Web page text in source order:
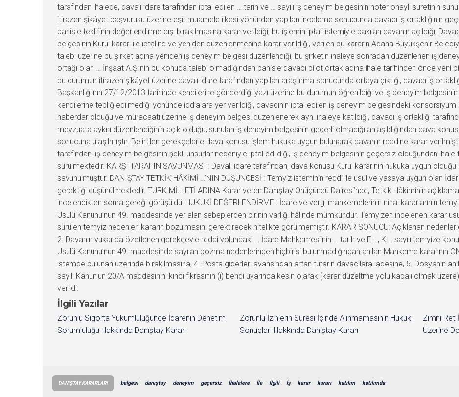
tarafından ihalede, davalı idare tarafından iptal edilen … tarih ve … sayılı iş deneyim belgesinin noter onaylı suretinin
itirazen şikâyet başvurusu üzerine eşit muamele ilkesi yönünden yapılan inceleme sonucunda davacı iş ortaklığının
bahisle teklifinin değerlendirme dışı bırakılmasına karar verildiği, bu işlemin iptali istemiyle bakılan davanın açıldığı;
belgesinin Kurul kararı ile iptaline ve yeniden düzenlenmesine karar verildiği, verilen bu kararın Adana Büyükşehir
talebi üzerine bu şirket adına yeniden iş deneyim belgesi düzenlendiği, bu şirketin ihaleye sonradan düzenlenen iş
ortağı olan … İnşaat A.Ş.’nin bu konuda talebi olmadığından bahisle davacı pilot ortak adına ihale tarihinden önce yeni
bu durumun itirazen şikâyet üzerine davalı idare tarafından yapılan araştırma sonucunda ortaya çıktığı, davacı iş
Başkanlığı’nın 27/12/2013 tarihinde kendilerine gönderdiği yazı üzerine bu durumun öğrenildiği ve iş deneyim belgesinin
kendilerine tebliğ edilmediği yönünde iddialara yer verildiği, davacının iptal edilen iş deneyim belgesindeki konsorsiyum
haberdar olduğu ve müracaatı üzerine iş deneyim belgesi düzenlenerek aynı ihaleye katıldığı, davacı iş ortaklığı
mevzuata aykırı düzenlendiğinin açık olduğu, sunulan iş deneyim belgesinin geçerli olmadığı anlaşıldığından dava
sonucuna ulaşılmıştır. Belirtilen gerekçelerle dava konusu işlem hukuka uygun bulunarak davanın reddine karar
tarafından, iş deneyim belgesinin şekli unsurlar nedeniyle iptal edildiği, iş deneyim belgesinin geçersiz olduğundan
sürülmektedir. KARŞI TARAFIN SAVUNMASI : Davalı idare tarafından, dava konusu Kurul kararının hukuka uygun
savunulmuştur. DANIŞTAY TETKİK HÂKİMİ …’NIN DÜŞÜNCESİ : Temyiz isteminin reddi ile usul ve yasaya uygun olan
gerektiği düşünülmektedir. TÜRK MİLLETİ ADINA Karar veren Danıştay Onüçüncü Dairesi’nce, Tetkik Hâkiminin
incelendikten sonra gereği görüşüldü: HUKUKİ DEĞERLENDİRME : İdare ve vergi mahkemelerinin nihai kararlarının
Usulü Kanunu’nun 49. maddesinde yer alan sebeplerden birinin varlığı hâlinde mümkündür. Temyizen incelenen karar
sürülen temyiz nedenleri kararın bozulmasını gerektirecek nitelikte görülmemiştir. KARAR SONUCU: Açıklanan
2. Davanın yukarıda özetlenen gerekçeyle reddi yolundaki … İdare Mahkemesi’nin … tarih ve E:…, K:… sayılı temyize konu
Usulü Kanunu’nun 49. maddesinde sayılan bozma nedenlerinden hiçbirisi bulunmadığından anılan Mahkeme kararının
istemde bulunan üzerinde bırakılmasına, 4. Posta giderleri avansından artan tutarın davacılara iadesine, 5. Dosyanın
sayılı Kanun’un 20/A maddesinin ikinci fıkrasının (i) bendi uyarınca kesin olarak (karar düzeltme yolu kapalı olmak
verildi.
İlgili Yazılar
Zorunlu Sigorta Yükümlülüğünde İdarenin Denetim
Sorumluluğu Hakkında Danıştay Kararı
Zorunlu İzinlerin Süresi İçinde Alınmamasının Hukuki
Sonuçları Hakkında Danıştay Kararı
Zımni Ret
Üzerine
DANIŞTAY KARARLARI belgesi danıştay deneyim geçersiz İhalelere İle İlgili İş karar kararı katılım katılımda